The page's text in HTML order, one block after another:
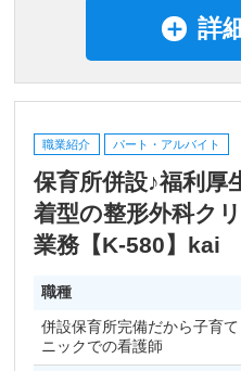
詳
職業紹介 パート・アルバイト
保育所併設♪福利厚
着型の整形外科ク
業務【K-580】kai
職種
併設保育所完備だから子育
ニックでの看護師